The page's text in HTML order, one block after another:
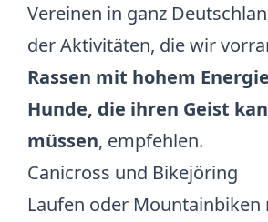
Vereinen in ganz
der Aktivitäten, die wir
Rassen mit hohem
Hunde, die ihren Geist
müssen, empfehlen.
Canicross und Bikejöring
Laufen oder Mountainbiken